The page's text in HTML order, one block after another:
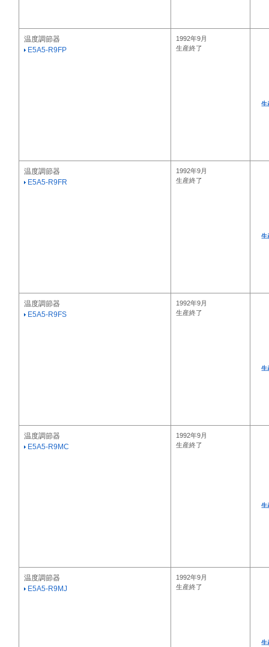
温度調節器
E5A5-R9FP
1992年9月
生産終了
生
温度調節器
E5A5-R9FR
1992年9月
生産終了
生
温度調節器
E5A5-R9FS
1992年9月
生産終了
生
温度調節器
E5A5-R9MC
1992年9月
生産終了
生
温度調節器
E5A5-R9MJ
1992年9月
生産終了
生